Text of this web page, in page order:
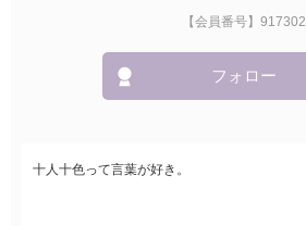
【会員番号】917302
フォロー
十人十色って言葉が好き。